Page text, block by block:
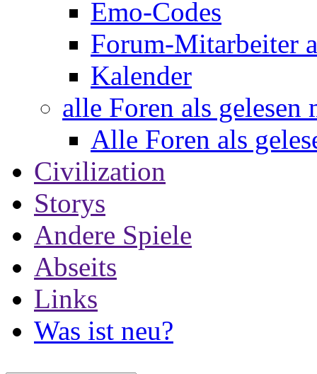
Emo-Codes
Forum-Mitarbeiter
Kalender
alle Foren als gelesen
Alle Foren als
Civilization
Storys
Andere Spiele
Abseits
Links
Was ist neu?